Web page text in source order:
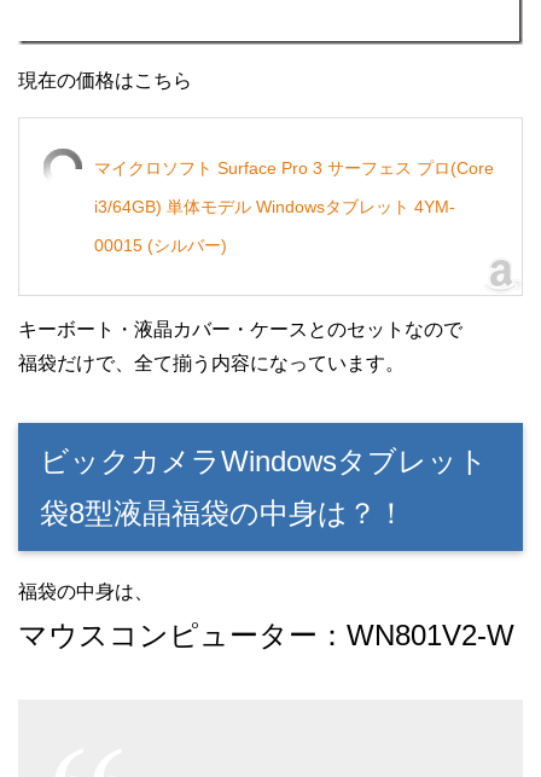
現在の価格はこちら
マイクロソフト Surface Pro 3 サーフェス プロ(Core
i3/64GB) 単体モデル Windowsタブレット 4YM-
00015 (シルバー)
キーボート・液晶カバー・ケースとのセットなので
福袋だけで、全て揃う内容になっています。
ビックカメラWindowsタブレット
袋8型液晶福袋の中身は？！
福袋の中身は、
マウスコンピューター：WN801V2-W